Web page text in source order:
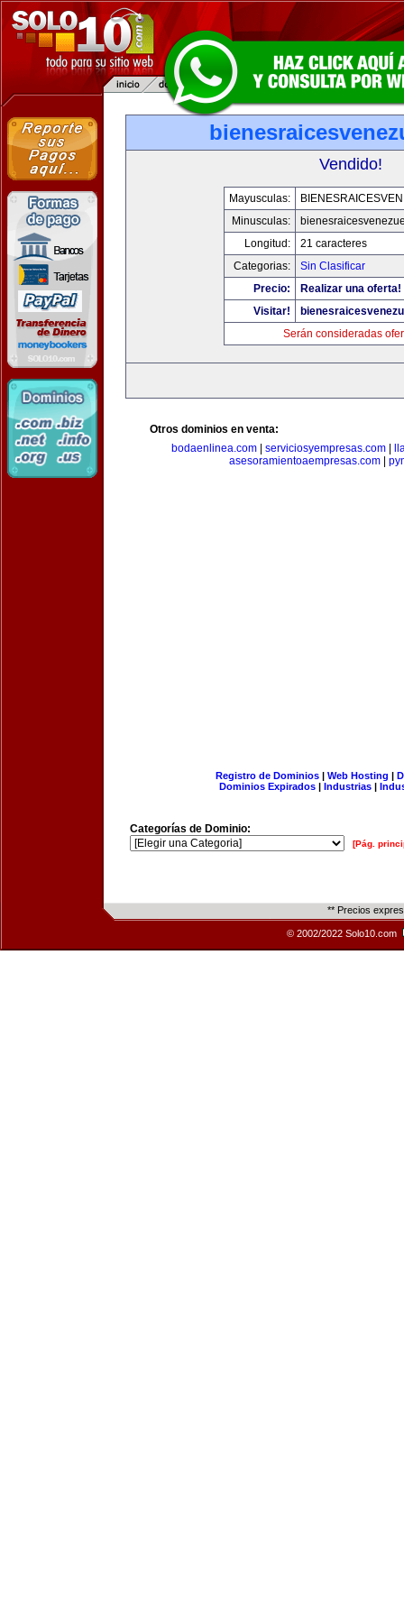
Vendido!
Mayusculas:
Minusculas:
Longitud:
21 caracteres
Categorias:
Sin Clasificar
Precio:
Realizar una oferta!
Visitar!
Serán consideradas
Otros dominios en venta:
bodaenlinea.com| serviciosyempresas.com|
asesoramientoaempresas.com|
Registro de Dominios| Web Hosting |
Dominios Expirados | Industrias |
Categorías de Dominio:
[Pág.
** Precios
© 2002/2022 Solo10.com